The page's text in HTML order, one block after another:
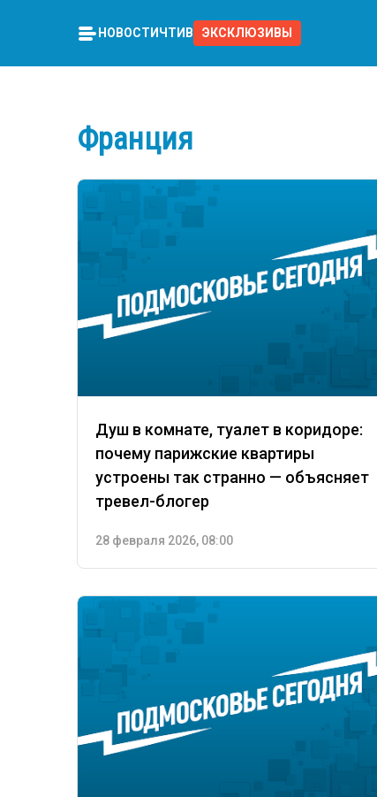
НОВОСТИ ЧТИВО ЭКСКЛЮЗИВЫ
Франция
Душ в комнате, туалет в коридоре:
почему парижские квартиры
устроены так странно — объясняет
тревел-блогер
28 февраля 2026, 08:00